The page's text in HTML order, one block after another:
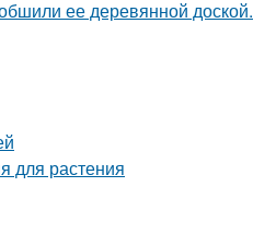
ее деревянной доской.
для растения